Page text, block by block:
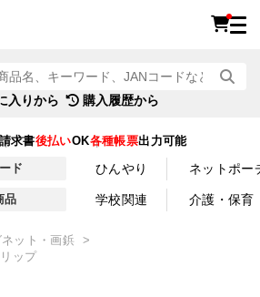
入りから 購入履歴から
請求書後払いOK各種帳票出力可能
ド ひんやり ネットポー
品 学校関連 介護・保育
ット・画鋲
ップ